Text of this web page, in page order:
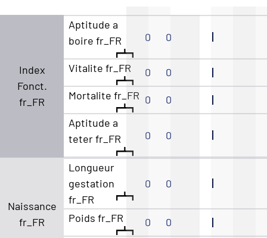
Index
Fonct.
fr_FR
Aptitude a
boire fr_FR
0 0
Vitalite fr_FR 0
0
Mortalite fr_FR 0
0
Aptitude a
teter fr_FR
0 0
Naissance
fr_FR
Longueur
gestation
fr_FR
0 0
Poids fr_FR 0
0